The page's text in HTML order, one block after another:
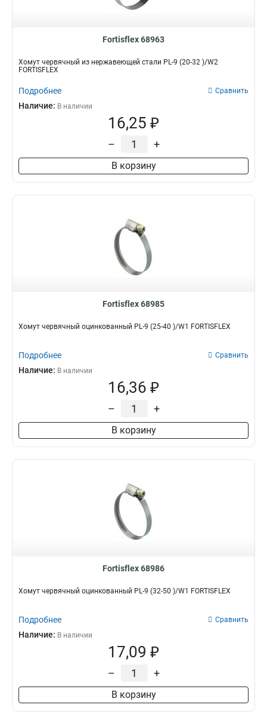
Fortisflex 68963
Хомут червячный из нержавеющей стали PL-9 (20-32 )/W2
FORTISFLEX
Подробнее Сравнить
Наличие: В наличии
16,25 ₽
– +
В корзину
Fortisflex 68985
Хомут червячный оцинкованный PL-9 (25-40 )/W1 FORTISFLEX
Подробнее Сравнить
Наличие: В наличии
16,36 ₽
– +
В корзину
Fortisflex 68986
Хомут червячный оцинкованный PL-9 (32-50 )/W1 FORTISFLEX
Подробнее Сравнить
Наличие: В наличии
17,09 ₽
– +
В корзину